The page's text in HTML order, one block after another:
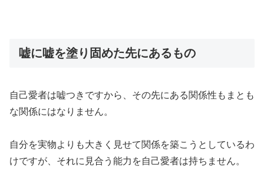
嘘に嘘を塗り固めた先にあるもの
自己愛者は嘘つきですから、その先にある関係性もまとも
な関係にはなりません。
自分を実物よりも大きく見せて関係を築こうとしているわ
けですが、それに見合う能力を自己愛者は持ちません。